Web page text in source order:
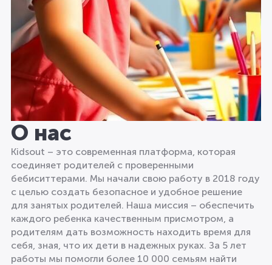
О нас
Kidsout – это современная платформа, которая
соединяет родителей с проверенными
бебиситтерами. Мы начали свою работу в 2018 году
с целью создать безопасное и удобное решение
для занятых родителей. Наша миссия – обеспечить
каждого ребенка качественным присмотром, а
родителям дать возможность находить время для
себя, зная, что их дети в надежных руках. За 5 лет
работы мы помогли более 10 000 семьям найти